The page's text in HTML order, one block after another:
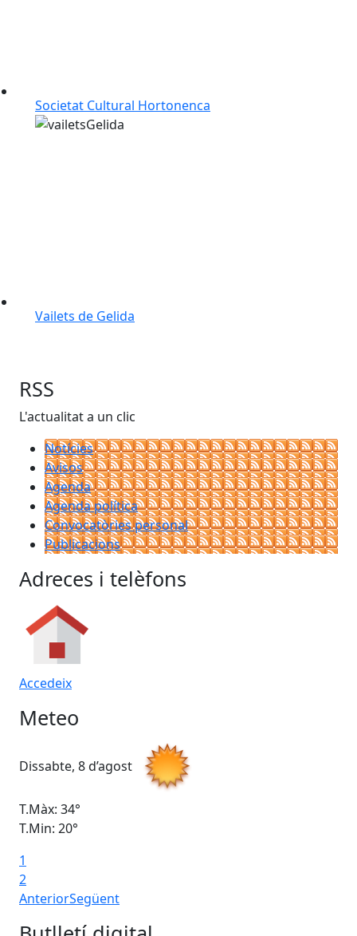
Societat Cultural Hortonenca
Vailets de Gelida
RSS
L'actualitat a un clic
Notícies
Avisos
Agenda
Agenda política
Convocatòries personal
Publicacions
Adreces i telèfons
Accedeix
Meteo
Dissabte, 8 d’agost
T.Màx: 34°
T.Min: 20°
1
2
AnteriorSegüent